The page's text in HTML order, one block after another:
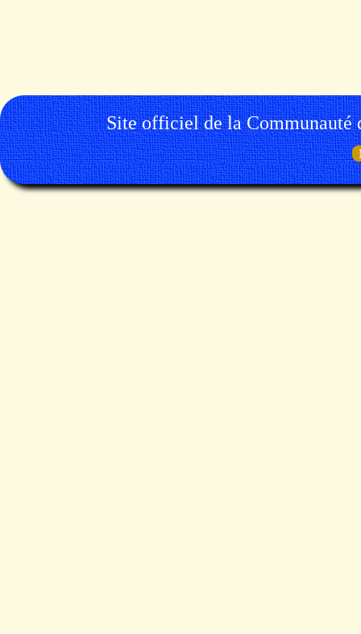
Site officiel de la Communauté